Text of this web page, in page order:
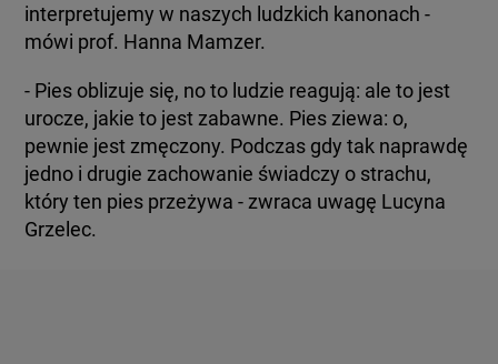
interpretujemy w naszych ludzkich kanonach -
mówi prof. Hanna Mamzer.
- Pies oblizuje się, no to ludzie reagują: ale to jest
urocze, jakie to jest zabawne. Pies ziewa: o,
pewnie jest zmęczony. Podczas gdy tak naprawdę
jedno i drugie zachowanie świadczy o strachu,
który ten pies przeżywa - zwraca uwagę Lucyna
Grzelec.